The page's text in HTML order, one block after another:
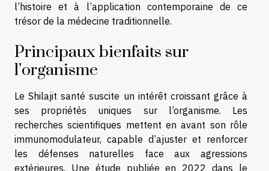
l’histoire et à l’application contemporaine de ce
trésor de la médecine traditionnelle.
Principaux bienfaits sur
l’organisme
Le Shilajit santé suscite un intérêt croissant grâce à
ses propriétés uniques sur l’organisme. Les
recherches scientifiques mettent en avant son rôle
immunomodulateur, capable d’ajuster et renforcer
les défenses naturelles face aux agressions
extérieures. Une étude publiée en 2022 dans le